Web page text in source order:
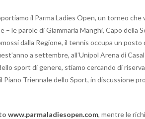
il Parma Ladies Open, un torneo
le parole di Giammaria Manghi, Capo della
dalla Regione, il tennis occupa un
a settembre, all’Unipol Arena di
sport di genere, stiamo cercando di
Triennale dello Sport, in discussione
www.parmaladiesopen.com, mentre le